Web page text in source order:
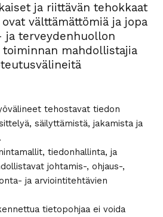
ja riittävän tehokkaat
välttämättömiä ja jopa
ja terveydenhuollon
toiminnan mahdollistajia
tehostavat tiedon
säilyttämistä, jakamista ja
tiedonhallinta, ja
johtamis-, ohjaus-,
ja arviointitehtävien
tietopohjaa ei voida